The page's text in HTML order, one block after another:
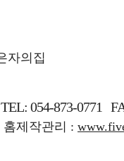
TEL: 054-873-0771
홈제작관리 :